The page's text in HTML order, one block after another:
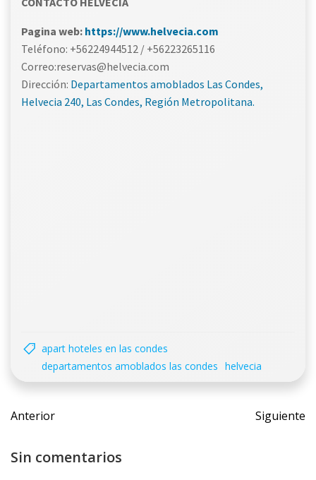
Pagina web: https://www.helvecia.com
Teléfono: +56224944512 / +56223265116
Correo:reservas@helvecia.com
Dirección: Departamentos amoblados Las Condes,
Helvecia 240, Las Condes, Región Metropolitana.
apart hoteles en las condes
departamentos amoblados las condes helvecia
Navegación
de
entradas
Anterior
de
Siguiente
Sin comentarios